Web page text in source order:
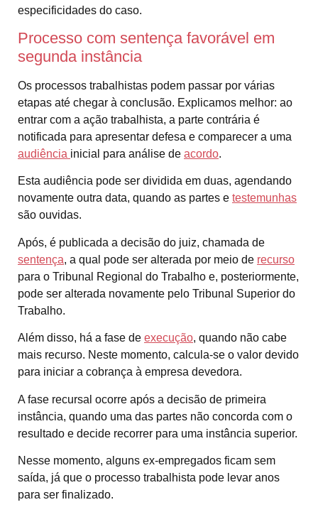
especificidades do caso.
Processo com sentença favorável em
segunda instância
Os processos trabalhistas podem passar por várias
etapas até chegar à conclusão. Explicamos melhor: ao
entrar com a ação trabalhista, a parte contrária é
notificada para apresentar defesa e comparecer a uma
audiência inicial para análise de acordo.
Esta audiência pode ser dividida em duas, agendando
novamente outra data, quando as partes e testemunhas
são ouvidas.
Após, é publicada a decisão do juiz, chamada de
sentença, a qual pode ser alterada por meio de recurso
para o Tribunal Regional do Trabalho e, posteriormente,
pode ser alterada novamente pelo Tribunal Superior do
Trabalho.
Além disso, há a fase de execução, quando não cabe
mais recurso. Neste momento, calcula-se o valor devido
para iniciar a cobrança à empresa devedora.
A fase recursal ocorre após a decisão de primeira
instância, quando uma das partes não concorda com o
resultado e decide recorrer para uma instância superior.
Nesse momento, alguns ex-empregados ficam sem
saída, já que o processo trabalhista pode levar anos
para ser finalizado.